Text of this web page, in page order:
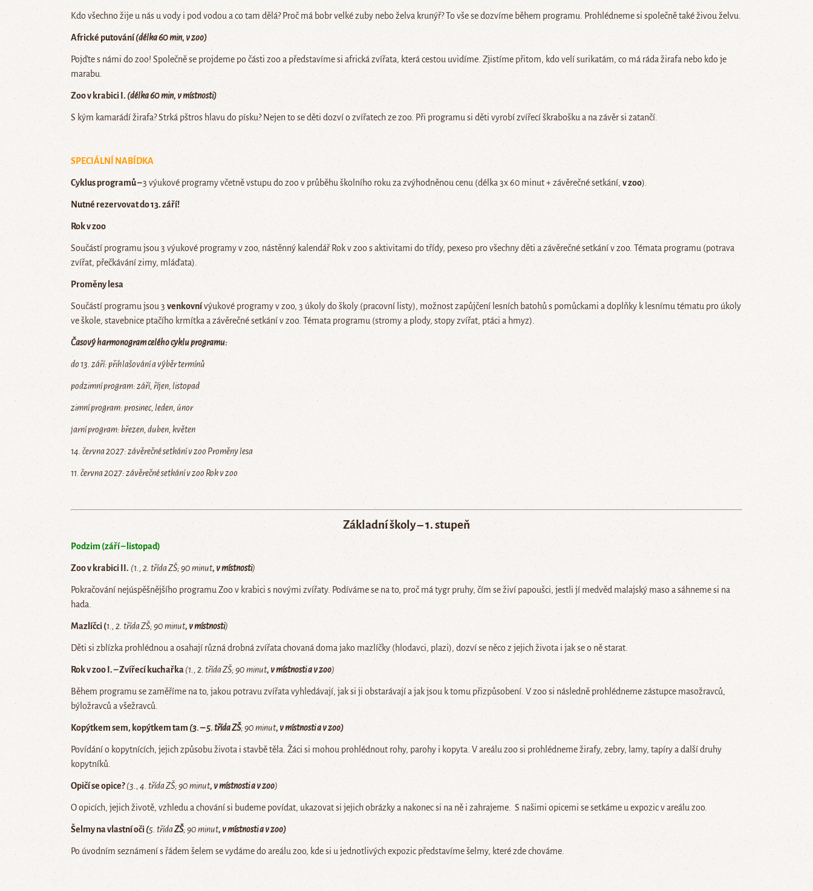
Kdo všechno žije u nás u vody i pod vodou a co tam dělá? Proč má bobr velké zuby nebo želva krunýř? To vše se dozvíme během programu. Prohlédneme si společně také živou želvu.
Africké putování(délka 60 min, v zoo)
Pojďte s námi do zoo! Společně se projdeme po části zoo a představíme si africká zvířata, která cestou uvidíme. Zjistíme přitom, kdo velí surikatám, co má ráda žirafa nebo kdo je
marabu.
Zoo v krabici I. (délka 60 min, v místnosti)
S kým kamarádí žirafa? Strká pštros hlavu do písku? Nejen to se děti dozví o zvířatech ze zoo. Při programu si děti vyrobí zvířecí škrabošku a na závěr si zatančí.
SPECIÁLNÍ NABÍDKA
Cyklus programů –3 výukové programy včetně vstupu do zoo v průběhu školního roku za zvýhodněnou cenu (délka 3x 60 minut + závěrečné setkání, v zoo).
Nutné rezervovat do 13. září!
Rok v zoo
Součástí programu jsou 3 výukové programy v zoo, nástěnný kalendář Rok v zoo s aktivitami do třídy, pexeso pro všechny děti a závěrečné setkání v zoo. Témata programu (potrava
zvířat, přečkávání zimy, mláďata).
Proměny lesa
Součástí programu jsou 3 venkovnívýukové programy v zoo, 3 úkoly do školy (pracovní listy), možnost zapůjčení lesních batohů s pomůckami a doplňky k lesnímu tématu pro úkoly
ve škole, stavebnice ptačího krmítka a závěrečné setkání v zoo. Témata programu (stromy a plody, stopy zvířat, ptáci a hmyz).
Časový harmonogram celého cyklu programu:
do 13. září: přihlašování a výběr termínů
podzimní program: září, říjen, listopad
zimní program: prosinec, leden, únor
jarní program: březen, duben, květen
14. června 2027: závěrečné setkání v zoo Proměny lesa
11. června 2027: závěrečné setkání v zoo Rok v zoo
Základní školy – 1. stupeň
Podzim (září – listopad)
Zoo v krabici II. (1., 2. třída ZŠ; 90 minut, vmístnosti)
Pokračování nejúspěšnějšího programu Zoo v krabici s novými zvířaty. Podíváme se na to, proč má tygr pruhy, čím se živí papoušci, jestli jí medvěd malajský maso a sáhneme si na
hada.
Mazlíčci(1., 2. třída ZŠ; 90 minut, v místnosti)
Děti si zblízka prohlédnou a osahají různá drobná zvířata chovaná doma jako mazlíčky (hlodavci, plazi), dozví se něco z jejich života i jak se o ně starat.
Rok v zoo I. – Zvířecí kuchařka(1., 2. třída ZŠ; 90 minut, vmístnosti a v zoo)
Během programu se zaměříme na to, jakou potravu zvířata vyhledávají, jak si ji obstarávají a jak jsou k tomu přizpůsobení. V zoo si následně prohlédneme zástupce masožravců,
býložravců a všežravců.
Kopýtkem sem, kopýtkem tam (3. – 5. třída ZŠ; 90 minut, vmístnosti a v zoo)
Povídání o kopytnících, jejich způsobu života i stavbě těla. Žáci si mohou prohlédnout rohy, parohy i kopyta. V areálu zoo si prohlédneme žirafy, zebry, lamy, tapíry a další druhy
kopytníků.
Opičí se opice? (3., 4. třída ZŠ; 90 minut, vmístnosti a v zoo)
O opicích, jejich životě, vzhledu a chování si budeme povídat, ukazovat si jejich obrázky a nakonec si na ně i zahrajeme. S našimi opicemi se setkáme u expozic v areálu zoo.
Šelmy na vlastní oči(5. třídaZŠ; 90 minut, vmístnosti a v zoo)
Po úvodním seznámení s řádem šelem se vydáme do areálu zoo, kde si u jednotlivých expozic představíme šelmy, které zde chováme.